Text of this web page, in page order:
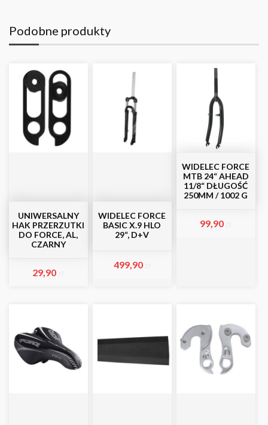
Podobne produkty
UNIWERSALNY
HAK PRZERZUTKI
DO FORCE, AL,
CZARNY
29,90
WIDELEC FORCE
BASIC X.9 HLO
29“, D+V
499,90
WIDELEC FORCE
MTB 24“ AHEAD
11/8“ DŁUGOŚĆ
250MM / 1002 G
99,90